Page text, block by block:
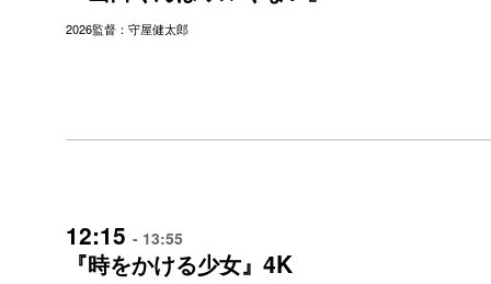
2026監督：守屋健太郎
12:15 - 13:55
『時をかける少女』 4K